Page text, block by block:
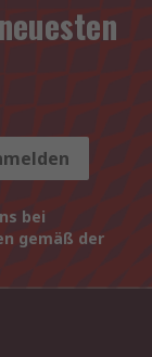
bei
gemäß der